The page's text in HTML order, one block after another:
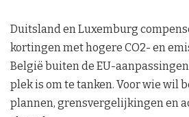
Duitsland en Luxemburg
kortingen met hogere CO2- en
België buiten de EU-
plek is om te tanken. Voor wie wil
plannen, grensvergelijkingen en